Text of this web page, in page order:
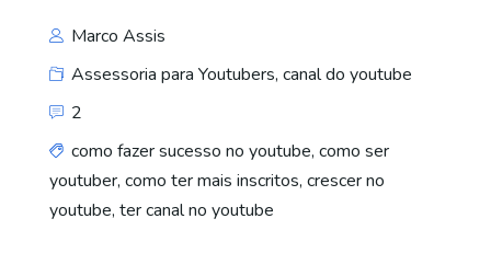
Marco Assis
Assessoria para Youtubers, canal do youtube
2
como fazer sucesso no youtube, como ser
youtuber, como ter mais inscritos, crescer no
youtube, ter canal no youtube